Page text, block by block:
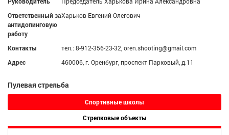
Ответственный за
антидопинговую
работу
Харьков Евгений Олегович
Контакты
тел.: 8-912-356-23-32, oren.shooting@gmail.com
Адрес
460006, г. Оренбург, проспект Парковый, д.11
Пулевая стрельба
Спортивные школы
Стрелковые объекты